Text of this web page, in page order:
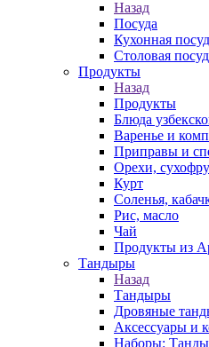
Назад
Посуда
Кухонная
Столовая
Продукты
Назад
Продукты
Блюда
Варенье и
Приправы и
Орехи,
Курт
Соленья,
Рис, масло
Чай
Продукты из
Тандыры
Назад
Тандыры
Дровяные
Аксессуары и
Наборы: